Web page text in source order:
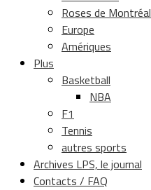
Roses de Montréal
Europe
Amériques
Plus
Basketball
NBA
F1
Tennis
autres sports
Archives LPS, le journal
Contacts / FAQ